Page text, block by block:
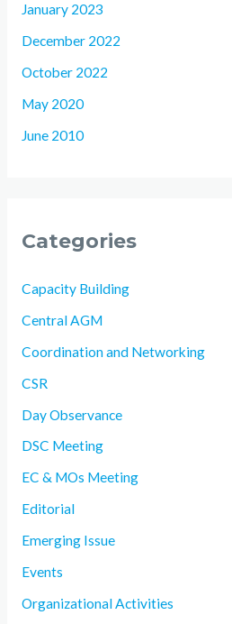
January 2023
December 2022
October 2022
May 2020
June 2010
Categories
Capacity Building
Central AGM
Coordination and Networking
CSR
Day Observance
DSC Meeting
EC & MOs Meeting
Editorial
Emerging Issue
Events
Organizational Activities